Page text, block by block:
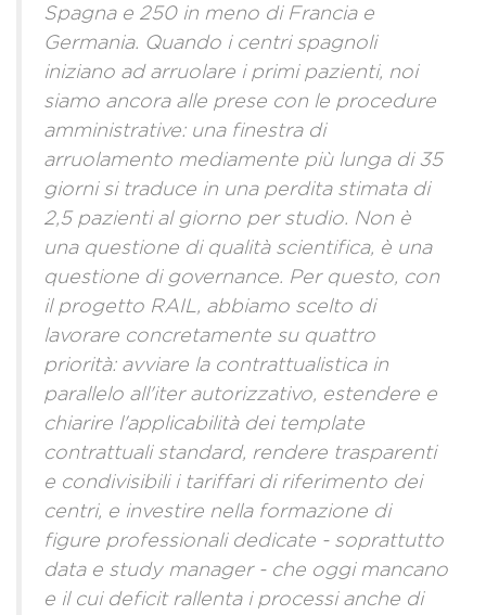
Spagna e 250 in meno di Francia e
Germania. Quando i centri spagnoli
iniziano ad arruolare i primi pazienti, noi
siamo ancora alle prese con le procedure
amministrative: una finestra di
arruolamento mediamente più lunga di 35
giorni si traduce in una perdita stimata di
2,5 pazienti al giorno per studio. Non è
una questione di qualità scientifica, è una
questione di governance. Per questo, con
il progetto RAIL, abbiamo scelto di
lavorare concretamente su quattro
priorità: avviare la contrattualistica in
parallelo all'iter autorizzativo, estendere e
chiarire l'applicabilità dei template
contrattuali standard, rendere trasparenti
e condivisibili i tariffari di riferimento dei
centri, e investire nella formazione di
figure professionali dedicate - soprattutto
data e study manager - che oggi mancano
e il cui deficit rallenta i processi anche di